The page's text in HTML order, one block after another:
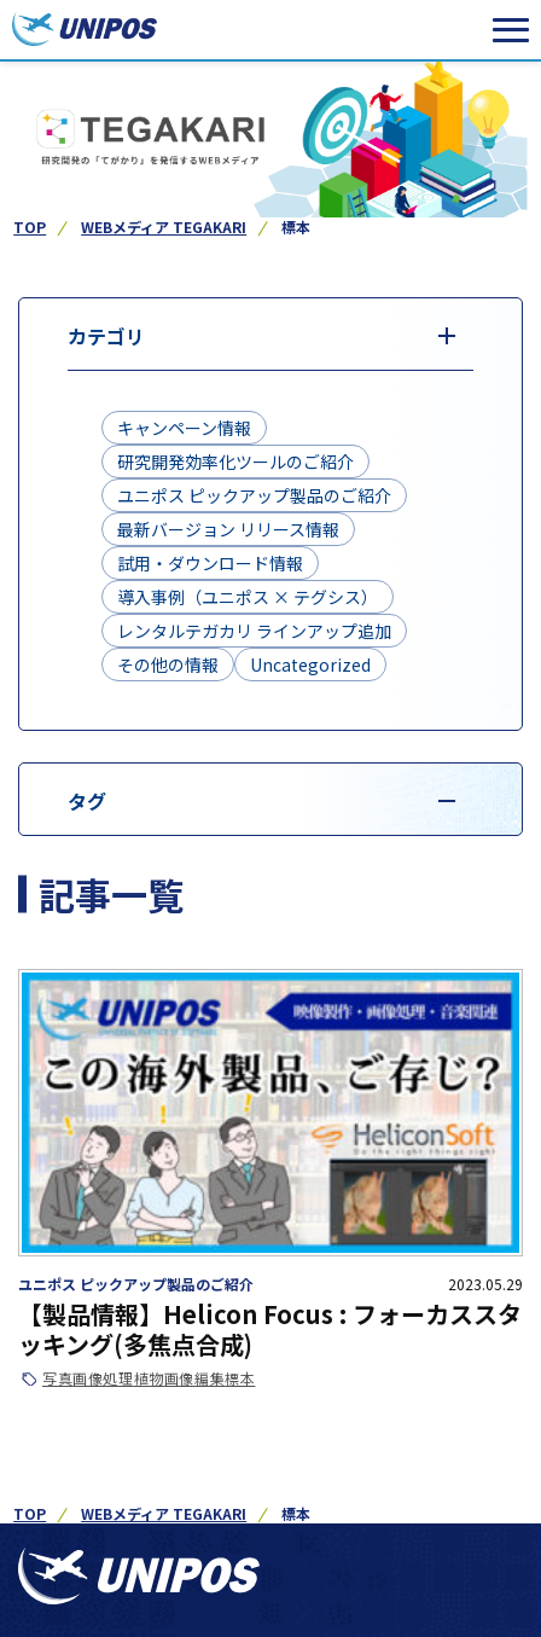
TOP WEBメディア TEGAKARI 標本
カテゴリ
キャンペーン情報
研究開発効率化ツールのご紹介
ユニポス ピックアップ製品のご紹介
最新バージョン リリース情報
試用・ダウンロード情報
導入事例（ユニポス × テグシス）
レンタルテガカリ ラインアップ追加
その他の情報
Uncategorized
タグ
記事一覧
ユニポス ピックアップ製品のご紹介 2023.05.29
【製品情報】Helicon Focus : フォーカススタ
ッキング(多焦点合成)
写真画像処理植物画像編集標本
TOP WEBメディア TEGAKARI 標本